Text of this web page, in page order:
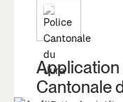
Application
Cantonale